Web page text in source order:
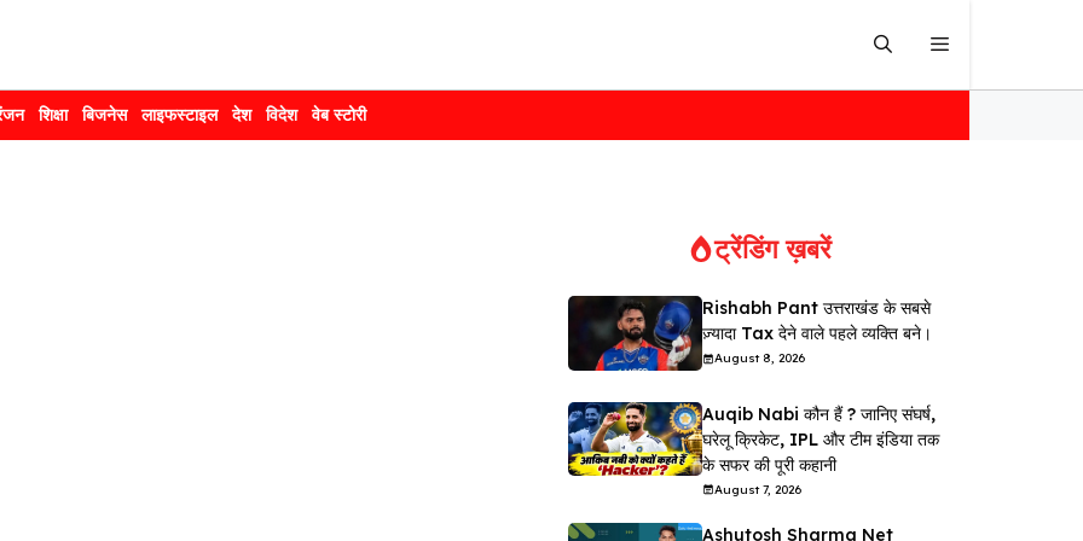
शिक्षा बिजनेस लाइफस्टाइल देश विदेश वेब स्टोरी
ट्रेंडिंग ख़बरें
Rishabh Pant उत्तराखंड के सबसे
ज़्यादा Tax देने वाले पहले व्यक्ति बने।
August 8, 2026
Auqib Nabi कौन हैं ? जानिए संघर्ष,
घरेलू क्रिकेट, IPL और टीम इंडिया तक
के सफर की पूरी कहानी
August 7, 2026
Ashutosh Sharma Net